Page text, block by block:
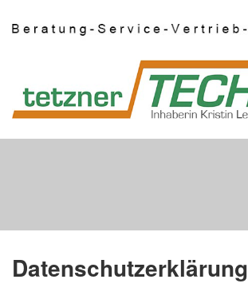
Datenschutzerklärung